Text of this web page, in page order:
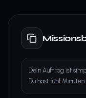
Dein Auftrag ist
Du hast fünf Minuten.